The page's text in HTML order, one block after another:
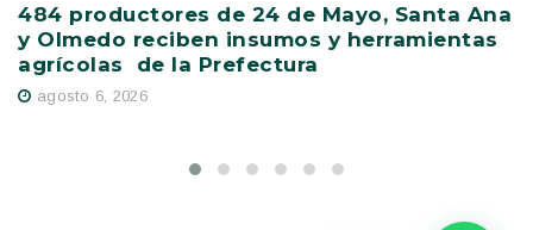
484 productores de 24 de Mayo, Santa Ana
y Olmedo reciben insumos y herramientas
agrícolas de la Prefectura
agosto 6, 2026